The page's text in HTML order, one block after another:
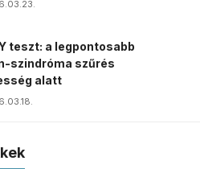
teszt: a legpontosabb
szindróma szűrés
alatt